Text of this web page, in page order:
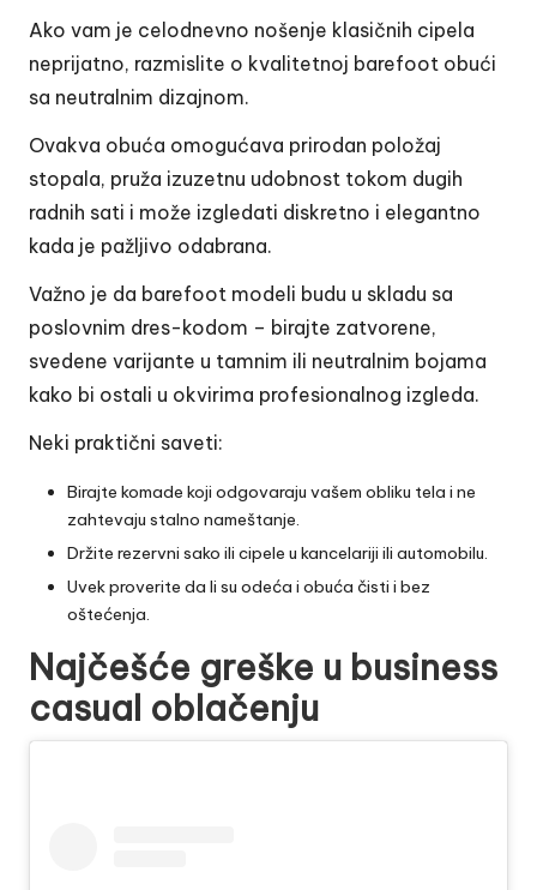
Ako vam je celodnevno nošenje klasičnih cipela
neprijatno, razmislite o kvalitetnoj barefoot obući
sa neutralnim dizajnom.
Ovakva obuća omogućava prirodan položaj
stopala, pruža izuzetnu udobnost tokom dugih
radnih sati i može izgledati diskretno i elegantno
kada je pažljivo odabrana.
Važno je da barefoot modeli budu u skladu sa
poslovnim dres-kodom – birajte zatvorene,
svedene varijante u tamnim ili neutralnim bojama
kako bi ostali u okvirima profesionalnog izgleda.
Neki praktični saveti:
Birajte komade koji odgovaraju vašem obliku tela i ne
zahtevaju stalno nameštanje.
Držite rezervni sako ili cipele u kancelariji ili automobilu.
Uvek proverite da li su odeća i obuća čisti i bez
oštećenja.
Najčešće greške u business
casual oblačenju